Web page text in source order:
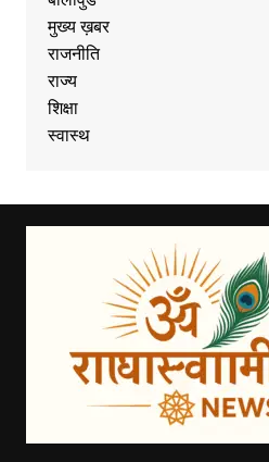
मुख्य ख़बर
राजनीति
राज्य
शिक्षा
स्वास्थ